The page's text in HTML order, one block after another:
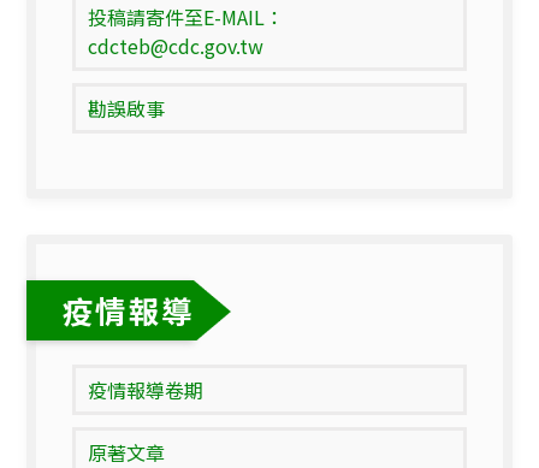
投稿請寄件至E-MAIL：
cdcteb@cdc.gov.tw
勘誤啟事
疫情報導
疫情報導卷期
原著文章